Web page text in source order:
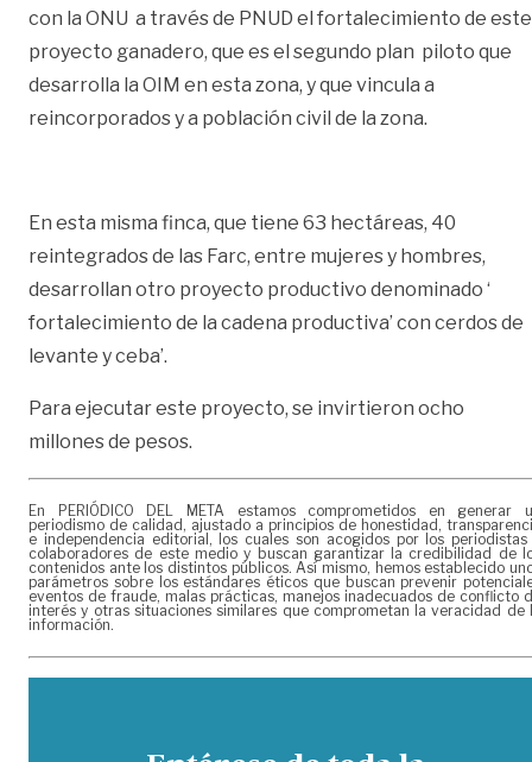
con la ONU a través de PNUD el fortalecimiento de este
proyecto ganadero, que es el segundo plan piloto que
desarrolla la OIM en esta zona, y que vincula a
reincorporados y a población civil de la zona.
En esta misma finca, que tiene 63 hectáreas, 40
reintegrados de las Farc, entre mujeres y hombres,
desarrollan otro proyecto productivo denominado ‘
fortalecimiento de la cadena productiva’ con cerdos de
levante y ceba’.
Para ejecutar este proyecto, se invirtieron ocho
millones de pesos.
En PERIÓDICO DEL META estamos comprometidos en generar
periodismo de calidad, ajustado a principios de honestidad,
e independencia editorial, los cuales son acogidos por los periodistas
colaboradores de este medio y buscan garantizar la credibilidad de
contenidos ante los distintos públicos. Así mismo, hemos establecido
parámetros sobre los estándares éticos que buscan prevenir
eventos de fraude, malas prácticas, manejos inadecuados de conflicto
interés y otras situaciones similares que comprometan la veracidad de
información.